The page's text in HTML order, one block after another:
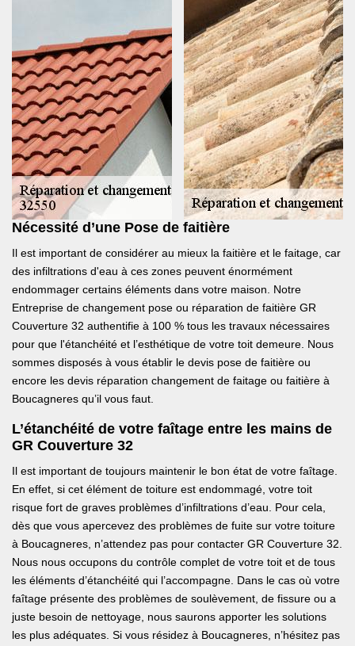
Nécessité d’une Pose de faitière
Il est important de considérer au mieux la faitière et le faitage, car
des infiltrations d'eau à ces zones peuvent énormément
endommager certains éléments dans votre maison. Notre
Entreprise de changement pose ou réparation de faitière GR
Couverture 32 authentifie à 100 % tous les travaux nécessaires
pour que l'étanchéité et l’esthétique de votre toit demeure. Nous
sommes disposés à vous établir le devis pose de faitière ou
encore les devis réparation changement de faitage ou faitière à
Boucagneres qu’il vous faut.
L’étanchéité de votre faîtage entre les mains de
GR Couverture 32
Il est important de toujours maintenir le bon état de votre faîtage.
En effet, si cet élément de toiture est endommagé, votre toit
risque fort de graves problèmes d’infiltrations d’eau. Pour cela,
dès que vous apercevez des problèmes de fuite sur votre toiture
à Boucagneres, n’attendez pas pour contacter GR Couverture 32.
Nous nous occupons du contrôle complet de votre toit et de tous
les éléments d’étanchéité qui l’accompagne. Dans le cas où votre
faîtage présente des problèmes de soulèvement, de fissure ou a
juste besoin de nettoyage, nous saurons apporter les solutions
les plus adéquates. Si vous résidez à Boucagneres, n’hésitez pas